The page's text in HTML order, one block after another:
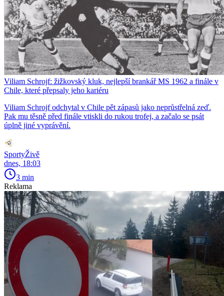
Viliam Schrojf: žižkovský kluk, nejlepší brankář MS 1962 a finále v
Chile, které přepsaly jeho kariéru
Viliam Schrojf odchytal v Chile pět zápasů jako neprůstřelná zeď.
Pak mu těsně před finále vtiskli do rukou trofej, a začalo se psát
úplně jiné vyprávění.
SportyŽivě
dnes, 18:03
3 min
Reklama